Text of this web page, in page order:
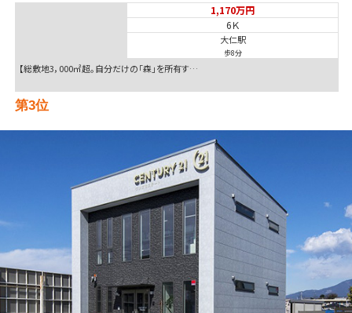
1,170万円
6Ｋ
大仁駅
歩8分
【総敷地3，000㎡超。自分だけの「森」を所有す…
第3位
御殿場駅
四季を感じる十里木の自然に包まれた一軒家。趣ある…
1,780万円
2ＳＬＤＫ
沼津駅
歩20分
①南側道路が、記載幅員より広く、開放感が大きいと…